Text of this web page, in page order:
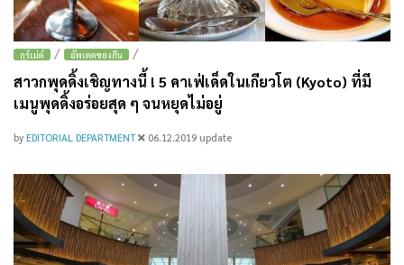
กูร์เม่ต์ / อัพเดตของกิน /
สาวกพุดดิ้งเชิญทางนี้ ! 5 คาเฟ่เด็ดในเกียวโต (Kyoto) ที่มี
เมนูพุดดิ้งอร่อยสุด ๆ จนหยุดไม่อยู่
by EDITORIAL DEPARTMENT 06.12.2019 update